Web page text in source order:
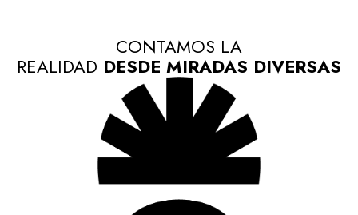
CONTAMOS LA
REALIDAD DESDE MIRADAS DIVERSAS